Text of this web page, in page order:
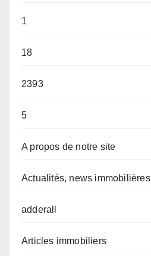
1
18
2393
5
A propos de notre site
Actualités, news immobilières
adderall
Articles immobiliers